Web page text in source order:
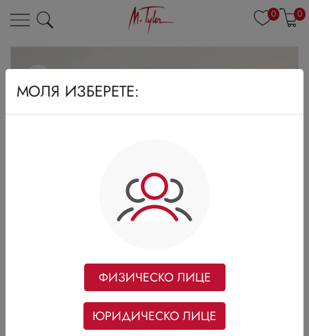
0 0
МОЛЯ ИЗБЕРЕТЕ:
ФИЗИЧЕСКО ЛИЦЕ
ЮРИДИЧЕСКО ЛИЦЕ